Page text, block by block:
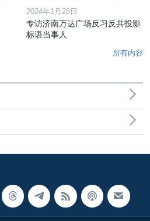
2024年1月28日
专访济南万达广场反习反共投影
标语当事人
所有内容